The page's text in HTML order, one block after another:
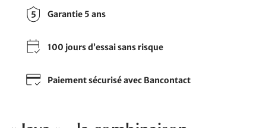
Garantie 5 ans
100 jours d’essai sans risque
Paiement sécurisé avec Bancontact